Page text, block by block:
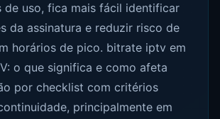
de uso, fica mais fácil identificar
da assinatura e reduzir risco de
horários de pico. bitrate iptv em
o que significa e como afeta
por checklist com critérios
principalmente em